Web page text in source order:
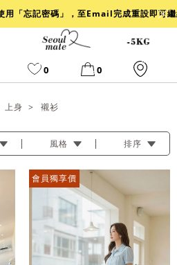
用「忘記密碼」，至Email完成重設即可
0 0
洋裝 舒芙蕾
牛仔
冰感
上身 襯衫
風格 排序
會員獨享價